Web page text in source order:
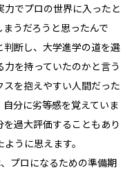
でプロの世界に入ったと
うだろうと思ったんで
断し、大学進学の道を選
を持っていたのかと言う
を抱えやすい人間だった
分に劣等感を覚えていま
過大評価することもあり
うに思えます。
プロになるための準備期